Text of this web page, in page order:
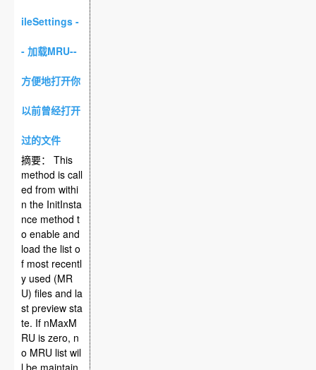
ileSettings -
- 加载MRU--
方便地打开你
以前曾经打开
过的文件
摘要： This
method is call
ed from withi
n the InitInsta
nce method t
o enable and
load the list o
f most recentl
y used (MR
U) files and la
st preview sta
te. If nMaxM
RU is zero, n
o MRU list wil
l be maintain